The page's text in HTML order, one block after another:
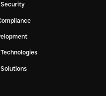
Security